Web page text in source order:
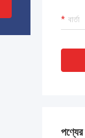
পণ্যের